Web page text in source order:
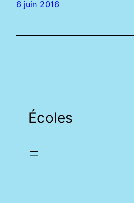
6 juin 2016
Écoles